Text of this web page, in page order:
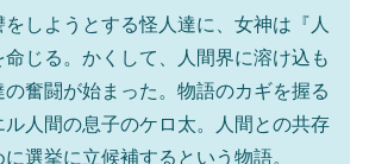
をしようとする怪人達に、女神は『人
命じる。かくして、人間界に溶け込も
の奮闘が始まった。物語のカギを握る
人間の息子のケロ太。人間との共存
選挙に立候補するという物語。